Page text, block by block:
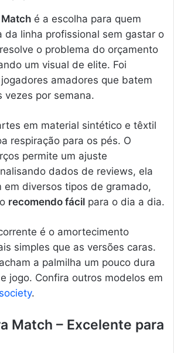
Match é a escolha para quem
da linha profissional sem gastar o
o problema do orçamento
um visual de elite. Foi
amadores que batem
vezes por semana.
em material sintético e têxtil
respiração para os pés. O
permite um ajuste
dados de reviews, ela
em diversos tipos de gramado,
recomendo fácil para o dia a dia.
é o amortecimento
simples que as versões caras.
a palmilha um pouco dura
jogo. Confira outros modelos em
.
Match – Excelente para